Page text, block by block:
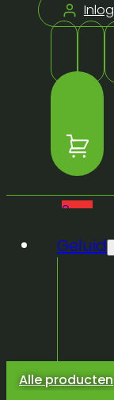
0
Geluid
Alle producten